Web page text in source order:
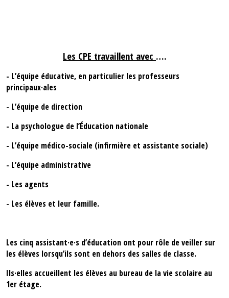
Les CPE travaillent avec ….
- L’équipe éducative, en particulier les professeurs
principaux·ales
- L’équipe de direction
- La psychologue de l’Éducation nationale
- L’équipe médico-sociale (infirmière et assistante sociale)
- L’équipe administrative
- Les agents
- Les élèves et leur famille.
Les cinq assistant·e·s d’éducation ont pour rôle de veiller sur
les élèves lorsqu’ils sont en dehors des salles de classe.
Ils·elles accueillent les élèves au bureau de la vie scolaire au
1er étage.